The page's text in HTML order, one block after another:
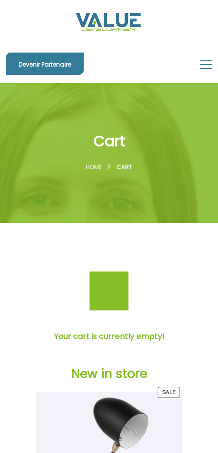
Devenir Partenaire
Cart
HOME CART
Your cart is currently empty!
New in store
SALE